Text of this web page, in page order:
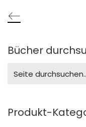
Bücher
for:
Produkt-